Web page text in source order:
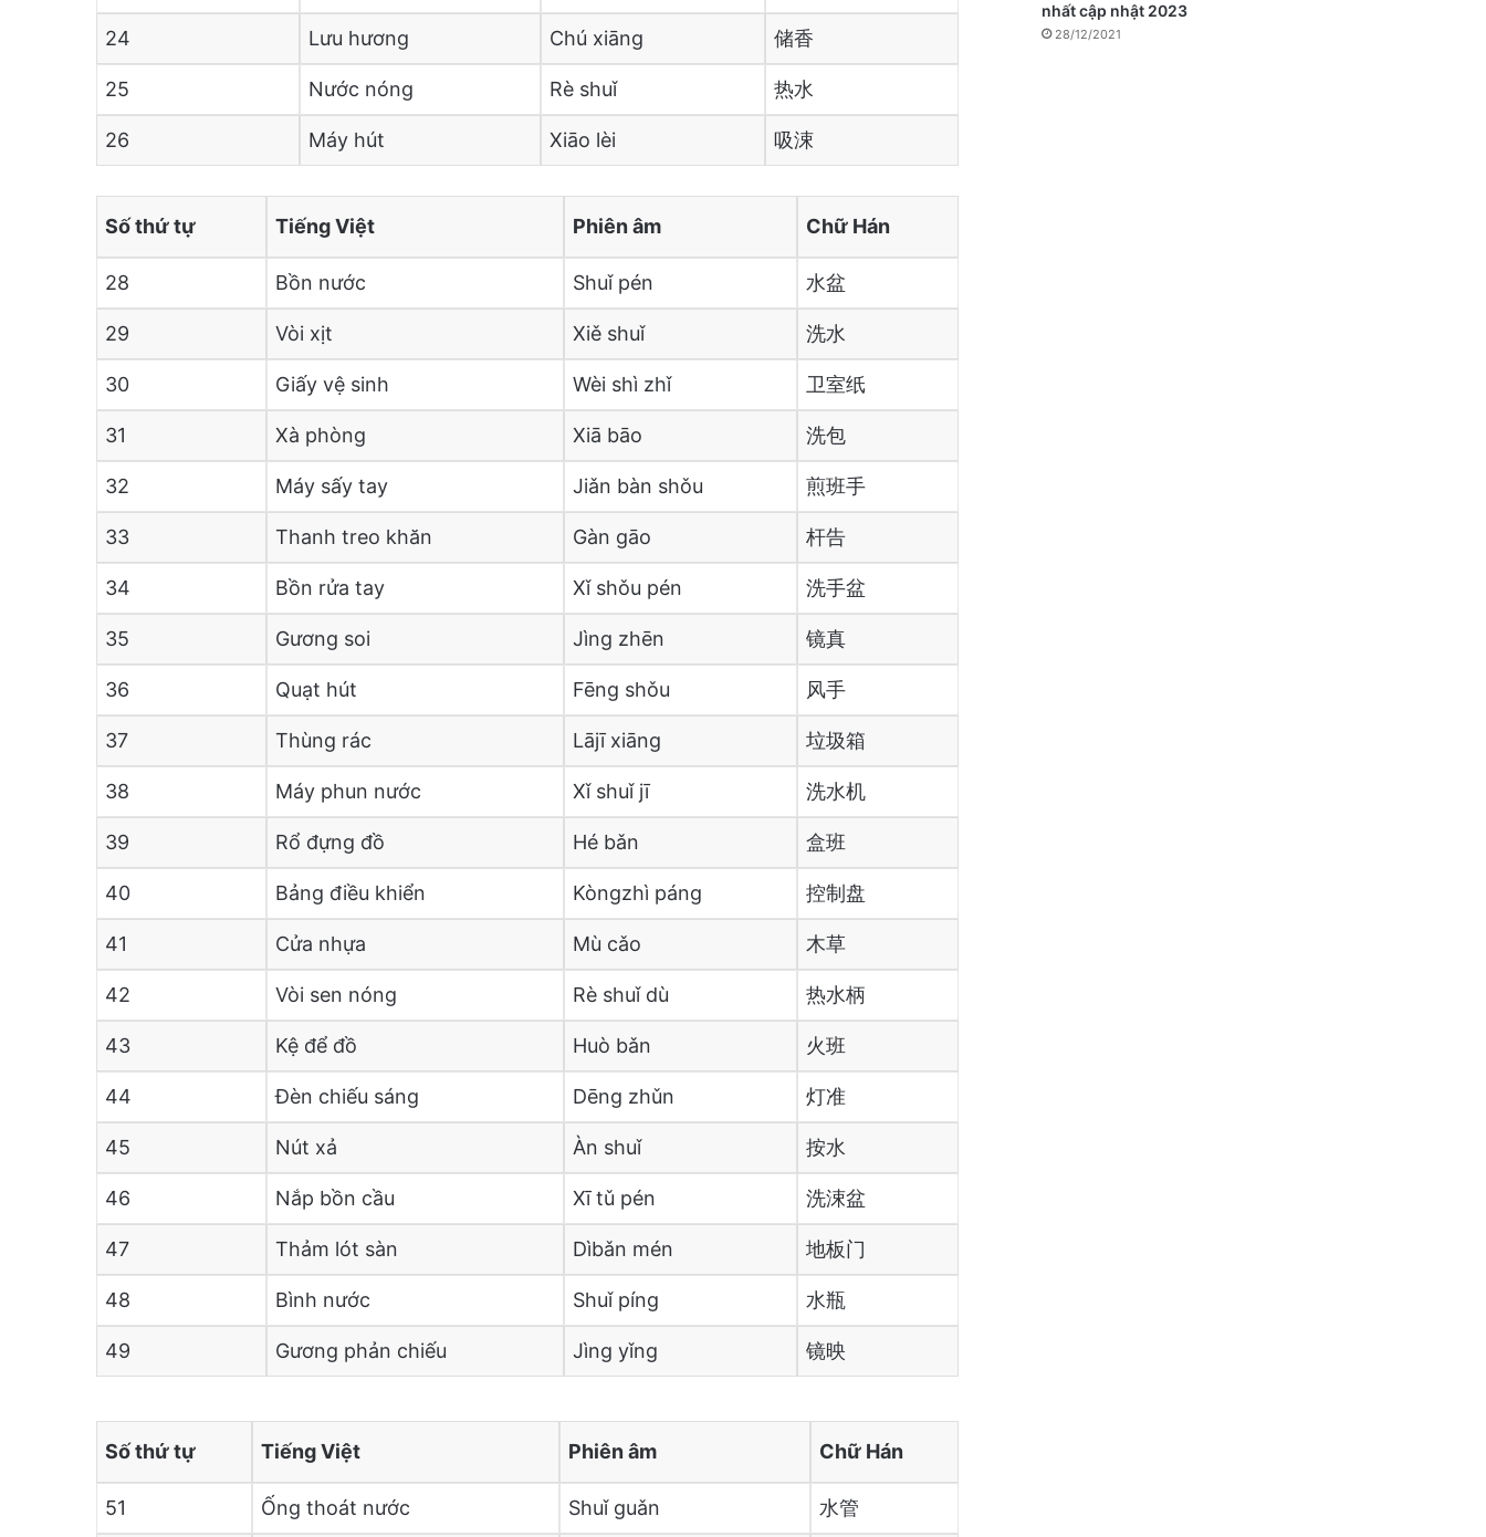
24 Lưu hương Chú xiāng 储香
25 Nước nóng Rè shuǐ 热水
26 Máy hút Xiāo lèi 吸涑
Số thứ tự Tiếng Việt Phiên âm Chữ Hán
28 Bồn nước Shuǐ pén 水盆
29 Vòi xịt Xiě shuǐ 洗水
30 Giấy vệ sinh Wèi shì zhǐ 卫室纸
31 Xà phòng Xiā bāo 洗包
32 Máy sấy tay Jiǎn bàn shǒu 煎班手
33 Thanh treo khăn Gàn gāo 杆告
34 Bồn rửa tay Xǐ shǒu pén 洗手盆
35 Gương soi Jìng zhēn 镜真
36 Quạt hút Fēng shǒu 风手
37 Thùng rác Lājī xiāng 垃圾箱
38 Máy phun nước Xǐ shuǐ jī 洗水机
39 Rổ đựng đồ Hé bǎn 盒班
40 Bảng điều khiển Kòngzhì páng 控制盘
41 Cửa nhựa Mù cǎo 木草
42 Vòi sen nóng Rè shuǐ dù 热水柄
43 Kệ để đồ Huò bǎn 火班
44 Đèn chiếu sáng Dēng zhǔn 灯准
45 Nút xả Àn shuǐ 按水
46 Nắp bồn cầu Xī tǔ pén 洗涑盆
47 Thảm lót sàn Dìbǎn mén 地板门
48 Bình nước Shuǐ píng 水瓶
49 Gương phản chiếu Jìng yǐng 镜映
Số thứ tự Tiếng Việt Phiên âm Chữ Hán
51 Ống thoát nước Shuǐ guǎn 水管
nhất cập nhật 2023
28/12/2021